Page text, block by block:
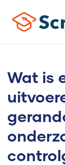
Wat is